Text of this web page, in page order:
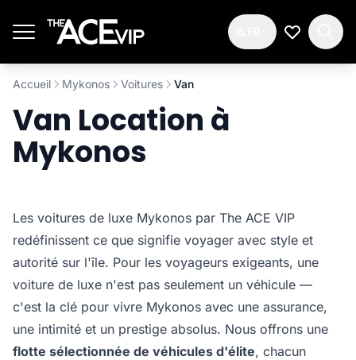
Ma Liste
Accueil Mykonos Voitures Van
Van Location à
Mykonos
Les voitures de luxe Mykonos par The ACE VIP
redéfinissent ce que signifie voyager avec style et
autorité sur l'île. Pour les voyageurs exigeants, une
voiture de luxe n'est pas seulement un véhicule —
c'est la clé pour vivre Mykonos avec une assurance,
une intimité et un prestige absolus. Nous offrons une
flotte sélectionnée de véhicules d'élite, chacun